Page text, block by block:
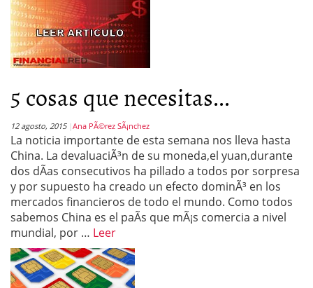
5 cosas que necesitas...
12 agosto, 2015 Ana PÃ©rez SÃ¡nchez
La noticia importante de esta semana nos lleva hasta
China. La devaluaciÃ³n de su moneda,el yuan,durante
dos dÃ­as consecutivos ha pillado a todos por sorpresa
y por supuesto ha creado un efecto dominÃ³ en los
mercados financieros de todo el mundo. Como todos
sabemos China es el paÃ­s que mÃ¡s comercia a nivel
mundial, por … Leer